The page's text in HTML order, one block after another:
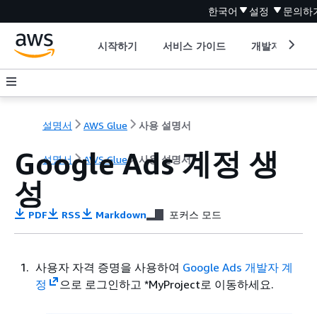
한국어 설정 문의하
시작하기 서비스 가이드 개발자 도구
설명서 AWS Glue 사용 설명서
설명서 AWS Glue 사용 설명서
Google Ads 계정 생
성
PDF RSS Markdown 포커스 모드
사용자 자격 증명을 사용하여 Google Ads 개발자 계
정
으로 로그인하고 *MyProject로 이동하세요.